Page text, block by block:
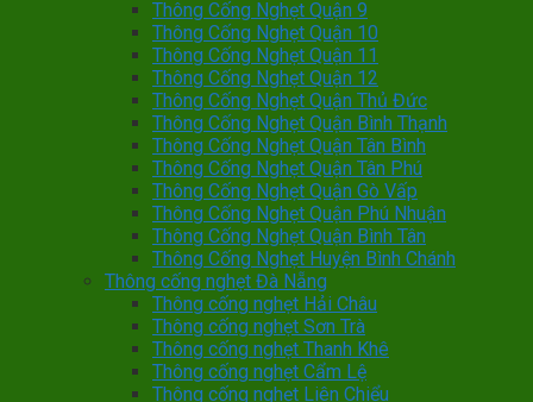
Thông Cống Nghẹt Quận 9
Thông Cống Nghẹt Quận 10
Thông Cống Nghẹt Quận 11
Thông Cống Nghẹt Quận 12
Thông Cống Nghẹt Quận Thủ Đức
Thông Cống Nghẹt Quận Bình Thạnh
Thông Cống Nghẹt Quận Tân Bình
Thông Cống Nghẹt Quận Tân Phú
Thông Cống Nghẹt Quận Gò Vấp
Thông Cống Nghẹt Quận Phú Nhuận
Thông Cống Nghẹt Quận Bình Tân
Thông Cống Nghẹt Huyện Bình Chánh
Thông cống nghẹt Đà Nẵng
Thông cống nghẹt Hải Châu
Thông cống nghẹt Sơn Trà
Thông cống nghẹt Thanh Khê
Thông cống nghẹt Cẩm Lệ
Thông cống nghẹt Liên Chiểu